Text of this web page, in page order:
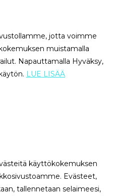
jotta voimme
muistamalla
Napauttamalla Hyväksy,
LUE LISÄÄ
käyttökokemuksen
Evästeet,
tallennetaan selaimeesi,